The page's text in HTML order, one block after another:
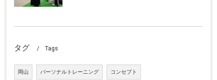
タグ Tags
岡山 パーソナルトレーニング コンセプト